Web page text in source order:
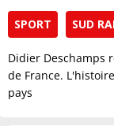
SPORT SUD
Didier Deschamps
de France.
pays